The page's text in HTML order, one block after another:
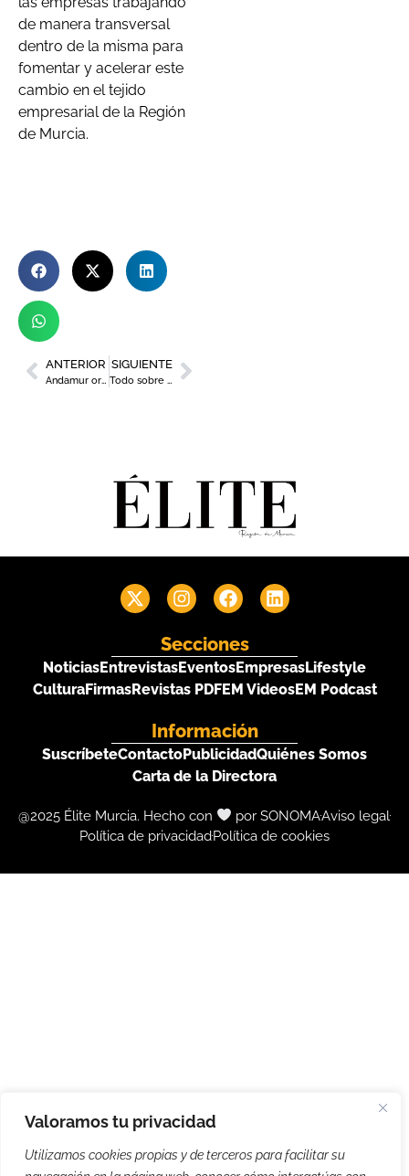
Valoramos tu privacidad
Utilizamos cookies propias y de terceros para facilitar su
de manera transversal
dentro de la misma para
fomentar y acelerar este
cambio en el tejido
empresarial de la Región
de Murcia.
ANTERIOR
Andamur organiza el I Foro Mujer y Sector Transporte
SIGUIENTE
Todo sobre el ´Desayuno en Clave Femenina´ de CaixaBank
Secciones
NoticiasEntrevistasEventosEmpresasLifestyle
CulturaFirmasRevistas PDFEM VideosEM Podcast
Información
SuscríbeteContactoPublicidadQuiénes Somos
Carta de la Directora
@2025 Élite Murcia. Hecho con por SONOMAAviso legal
Política de privacidadPolítica de cookies